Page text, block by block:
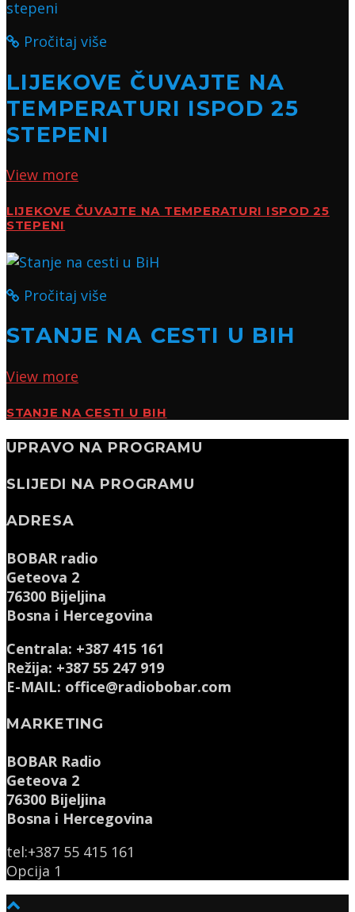
Pročitaj više
LIJEKOVE ČUVAJTE NA
TEMPERATURI ISPOD 25
STEPENI
View more
LIJEKOVE ČUVAJTE NA TEMPERATURI ISPOD 25
STEPENI
Pročitaj više
STANJE NA CESTI U BIH
View more
STANJE NA CESTI U BIH
UPRAVO NA PROGRAMU
SLIJEDI NA PROGRAMU
ADRESA
BOBAR radio
Geteova 2
76300 Bijeljina
Bosna i Hercegovina
Centrala: +387 415 161
Režija: +387 55 247 919
E-MAIL: office@radiobobar.com
MARKETING
BOBAR Radio
Geteova 2
76300 Bijeljina
Bosna i Hercegovina
tel:+387 55 415 161
Opcija 1